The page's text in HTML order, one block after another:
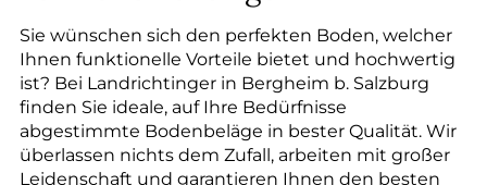
Sie wünschen sich den perfekten Boden, welcher
Ihnen funktionelle Vorteile bietet und hochwertig
ist? Bei Landrichtinger in Bergheim b. Salzburg
finden Sie ideale, auf Ihre Bedürfnisse
abgestimmte Bodenbeläge in bester Qualität. Wir
überlassen nichts dem Zufall, arbeiten mit großer
Leidenschaft und garantieren Ihnen den besten